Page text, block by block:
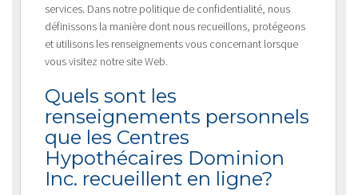
services. Dans notre politique de confidentialité, nous
définissons la manière dont nous recueillons, protégeons
et utilisons les renseignements vous concernant lorsque
vous visitez notre site Web.
Quels sont les
renseignements personnels
que les Centres
Hypothécaires Dominion
Inc. recueillent en ligne?